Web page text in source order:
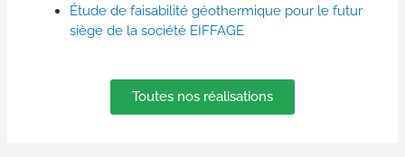
Étude de faisabilité géothermique pour le futur
siège de la société EIFFAGE
Toutes nos réalisations